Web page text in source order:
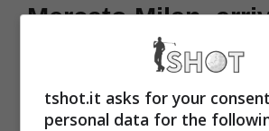
Mercato Milan,
colpo da urlo dal
Barcellona
tshot.it asks for your
personal data for the